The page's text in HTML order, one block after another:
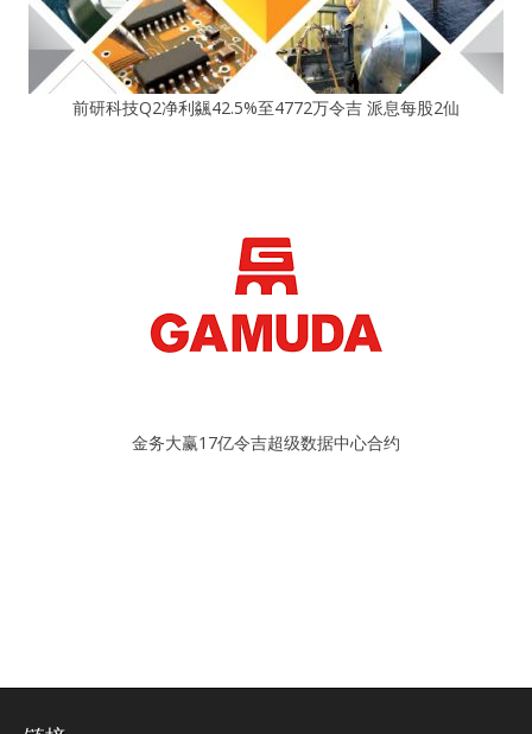
前研科技Q2净利飊42.5%至4772万令吉 派息每股2仙
金务大赢17亿令吉超级数据中心合约